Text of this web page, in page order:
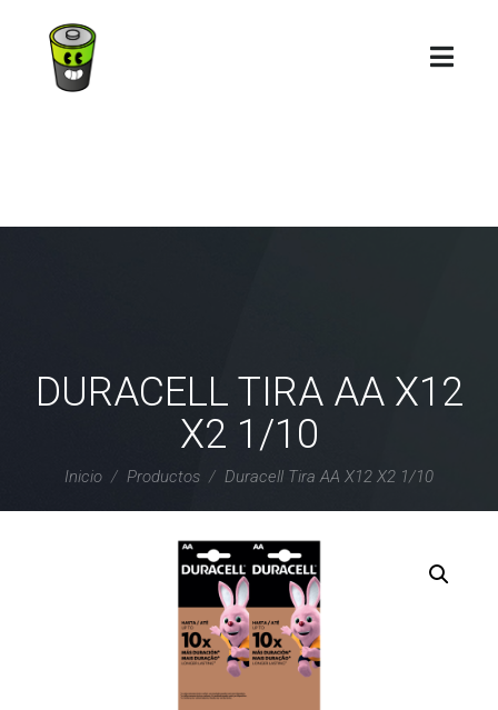
DURACELL TIRA AA X12
X2 1/10
Inicio Productos Duracell Tira AA X12 X2 1/10